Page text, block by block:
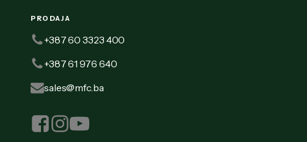
PRODAJA
+387 60 3323 400
+387 61 976 640
sales@mfc.ba